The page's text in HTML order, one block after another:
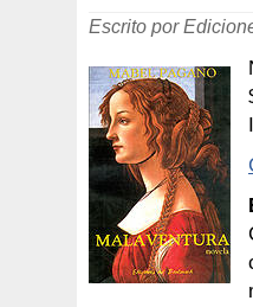
Escrito por